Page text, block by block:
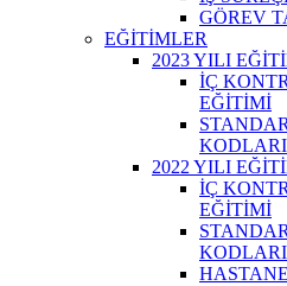
GÖREV
EĞİTİMLER
2023 YILI
İÇ
EĞİTİMİ
2022 YILI
İÇ
EĞİTİMİ